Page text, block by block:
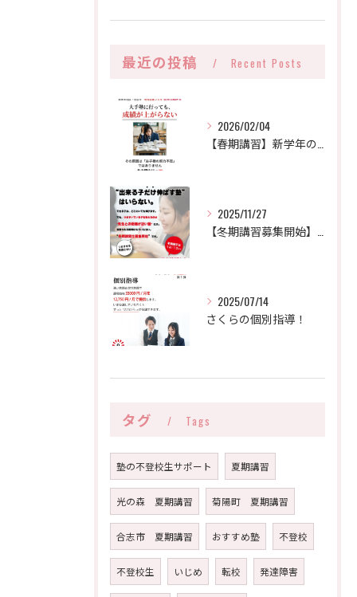
最近の投稿 Recent Posts
2026/02/04
2025/11/27
2025/07/14
さくらの個別指導！
タグ Tags
塾の不登校生サポート 夏期講習
光の森 夏期講習 菊陽町 夏期講習
合志市 夏期講習 おすすめ塾 不登校
不登校生 いじめ 転校 発達障害